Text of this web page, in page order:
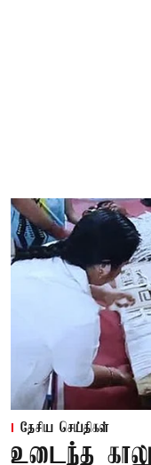
தேசிய செய்திகள்
உடைந்த